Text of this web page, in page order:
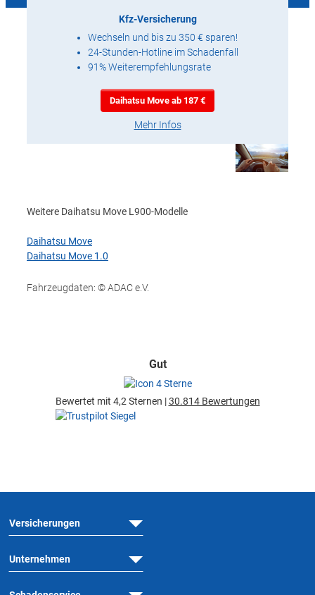
Kfz-Versicherung
Wechseln und bis zu 350 € sparen!
24-Stunden-Hotline im Schadenfall
91% Weiterempfehlungsrate
Daihatsu Move ab 187 €
Mehr Infos
Weitere Daihatsu Move L900-Modelle
Daihatsu Move
Daihatsu Move 1.0
Fahrzeugdaten: © ADAC e.V.
Gut
Bewertet mit 4,2 Sternen |30.814 Bewertungen
Versicherungen
Unternehmen